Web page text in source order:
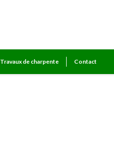
Travaux de charpente Contact